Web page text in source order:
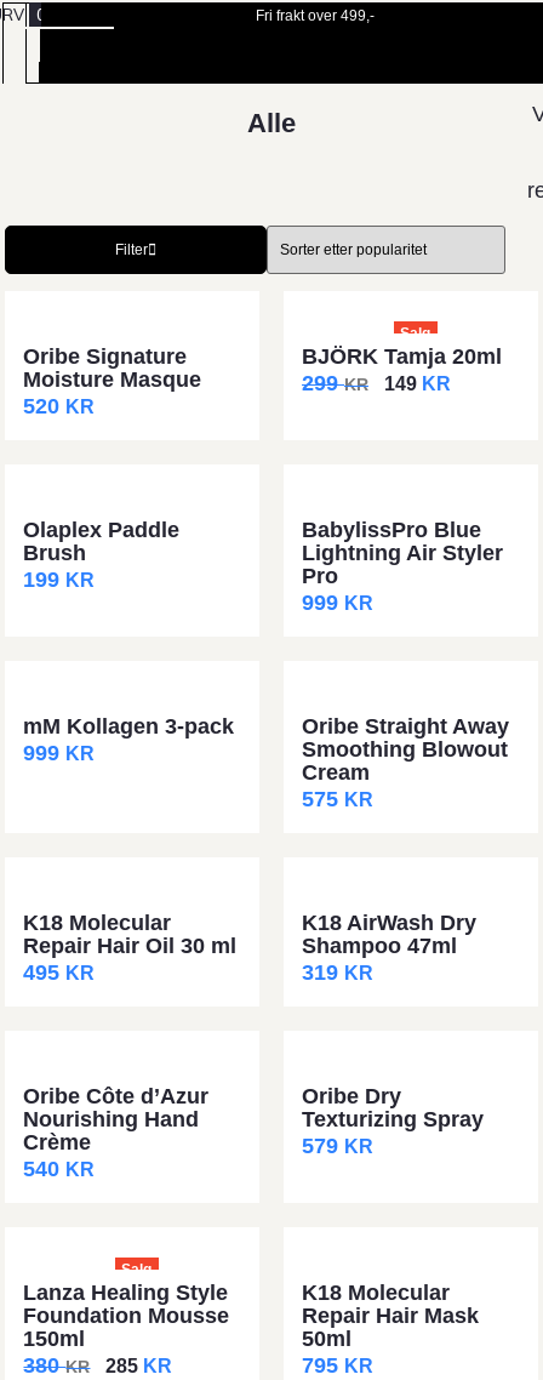
MENY
0
BESTILL
Fri frakt over 499,-
Alle
Filter
Oribe Signature
Moisture Masque
520 KR
Salg
BJÖRK Tamja 20ml
299KR 149 KR
Olaplex Paddle
Brush
199 KR
BabylissPro Blue
Lightning Air Styler
Pro
999 KR
mM Kollagen 3-pack
999 KR
Oribe Straight Away
Smoothing Blowout
Cream
575 KR
K18 Molecular
Repair Hair Oil 30 ml
495 KR
K18 AirWash Dry
Shampoo 47ml
319 KR
Oribe Côte d’Azur
Nourishing Hand
Crème
540 KR
Oribe Dry
Texturizing Spray
579 KR
Salg
Lanza Healing Style
Foundation Mousse
150ml
380KR 285 KR
K18 Molecular
Repair Hair Mask
50ml
795 KR